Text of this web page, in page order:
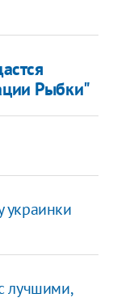
Рыбки"
украинки
лучшими,